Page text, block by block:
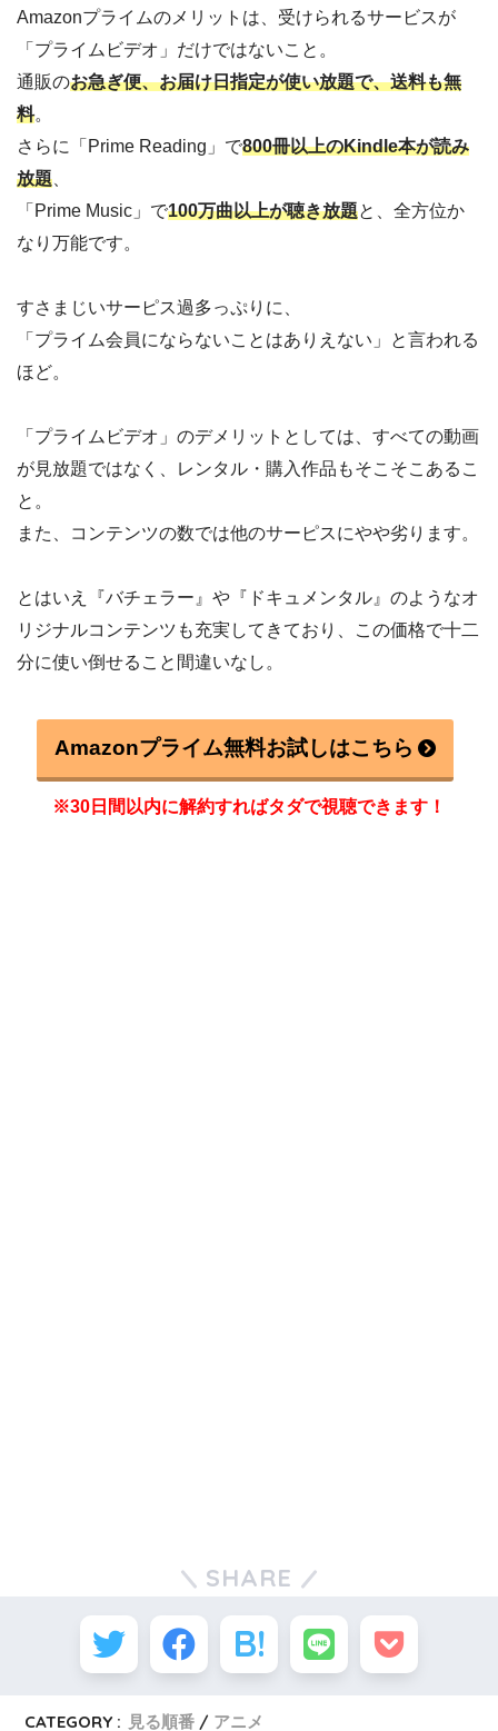
Amazonプライムのメリットは、受けられるサービスが
「プライムビデオ」だけではないこと。
通販のお急ぎ便、お届け日指定が使い放題で、送料も無
料。
さらに「Prime Reading」で800冊以上のKindle本が読み
放題
「Prime Music」で100万曲以上が聴き放題と、全方位か
なり万能です。
すさまじいサーピス過多っぷりに、
「プライム会員にならないことはありえない」と言われる
ほど。
「プライムビデオ」のデメリットとしては、すべての動画
が見放題ではなく、レンタル・購入作品もそこそこあるこ
と。
また、コンテンツの数では他のサーピスにやや劣ります。
とはいえ『バチェラー』や『ドキュメンタル』のようなオ
リジナルコンテンツも充実してきており、この価格で十二
分に使い倒せること間違いなし。
Amazonプライム無料お試しはこちら
※30日間以内に解約すればタダで視聴できます！
SHARE
CATEGORY : 見る順番 アニメ